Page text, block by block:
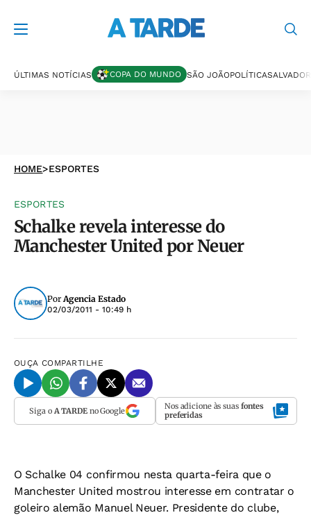
ÚLTIMAS NOTÍCIAS COPA DO MUNDO SÃO JOÃOPOLÍTICASALVADOR
HOME>ESPORTES
ESPORTES
Schalke revela interesse do
Manchester United por Neuer
PorAgencia Estado
02/03/2011 - 10:49 h
OUÇA COMPARTILHE
Siga o A TARDEno Google Nos adicione às suas fontes
preferidas
O Schalke 04 confirmou nesta quarta-feira que o
Manchester United mostrou interesse em contratar o
goleiro alemão Manuel Neuer. Presidente do clube,